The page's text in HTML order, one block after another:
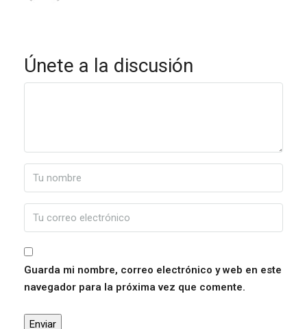
Únete a la discusión
Guarda mi nombre, correo electrónico y web en este
navegador para la próxima vez que comente.